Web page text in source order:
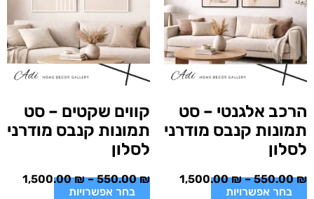
הרכב אלגנטי – סט
תמונות קנבס מודרני
לסלון
550.00₪
–
1,500.00₪
בחר אפשרויות
קווים שקטים – סט
תמונות קנבס מודרני
לסלון
550.00₪
–
1,500.00₪
בחר אפשרויות